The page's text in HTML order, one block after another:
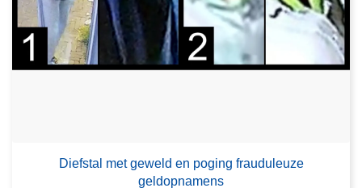
Diefstal met geweld en poging frauduleuze
geldopnamens